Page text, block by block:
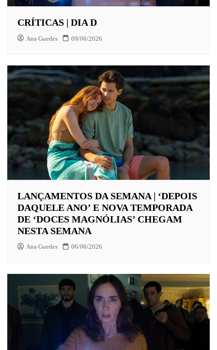
CRÍTICAS | DIA D
Ana Guedes 09/06/2026
LANÇAMENTOS DA SEMANA | ‘DEPOIS
DAQUELE ANO’ E NOVA TEMPORADA
DE ‘DOCES MAGNÓLIAS’ CHEGAM
NESTA SEMANA
Ana Guedes 06/06/2026